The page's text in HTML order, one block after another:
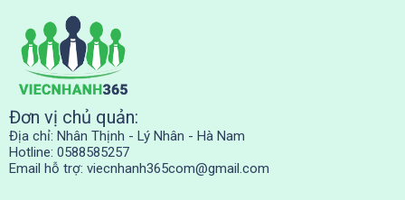
Đơn vị chủ quản:
Địa chỉ: Nhân Thịnh - Lý Nhân - Hà Nam
Hotline: 0588585257
Email hỗ trợ: viecnhanh365com@gmail.com